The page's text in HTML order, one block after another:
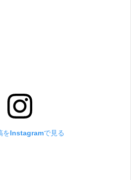
をInstagramで見る